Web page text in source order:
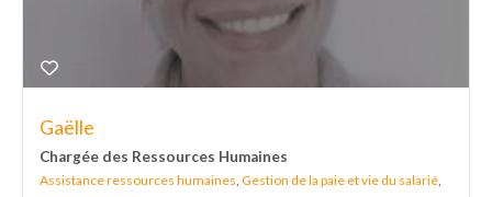
Gaëlle
Chargée des Ressources Humaines
Assistance ressources humaines, Gestion de la paie et vie du salarié,